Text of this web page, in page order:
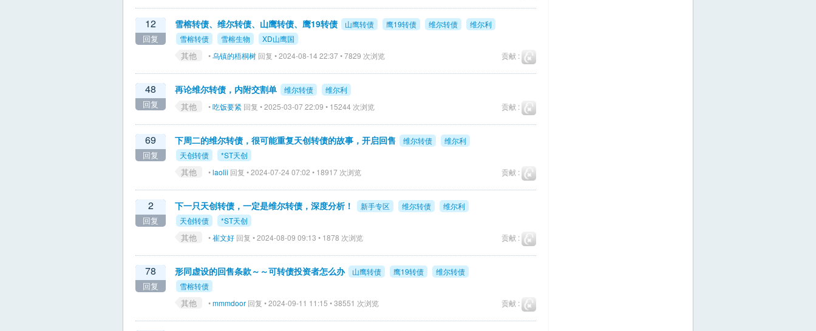
12
回复
雪榕转债、维尔转债、山鹰转债、鹰19转债 山鹰转债 鹰19转债 维尔转债
维尔利
雪榕转债
雪榕生物
XD山鹰国
贡献 :
其他 •乌镇的梧桐树 回复 • 2024-08-14 22:37 • 7829 次浏览
48
回复
再论维尔转债，内附交割单 维尔转债
维尔利
贡献 :
其他 •吃饭要紧 回复 • 2025-03-07 22:09 • 15244 次浏览
69
回复
下周二的维尔转债，很可能重复天创转债的故事，开启回售 维尔转债
维尔利
天创转债
*ST天创
贡献 :
其他 •laolii 回复 • 2024-07-24 07:02 • 18917 次浏览
2
回复
下一只天创转债，一定是维尔转债，深度分析！ 新手专区 维尔转债
维尔利
天创转债
*ST天创
贡献 :
其他 •崔文好 回复 • 2024-08-09 09:13 • 1878 次浏览
78
回复
形同虚设的回售条款～～可转债投资者怎么办 山鹰转债 鹰19转债
维尔转债
雪榕转债
贡献 :
其他 •mmmdoor 回复 • 2024-09-11 11:15 • 38551 次浏览